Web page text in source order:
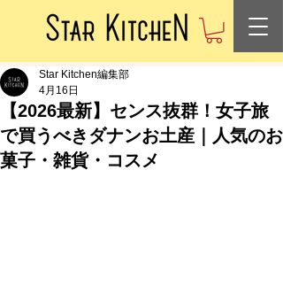
【2026最新】センス抜群！女子旅
で買うべきダナンお土産｜人気のお
菓子・雑貨・コスメ
Star Kitchen編集部
4月16日